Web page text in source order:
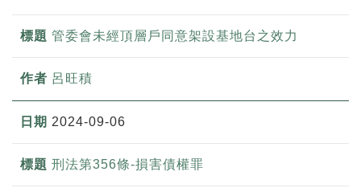
管委會未經頂層戶同意架設基地台之效力
呂旺積
2024-09-06
刑法第356條-損害債權罪